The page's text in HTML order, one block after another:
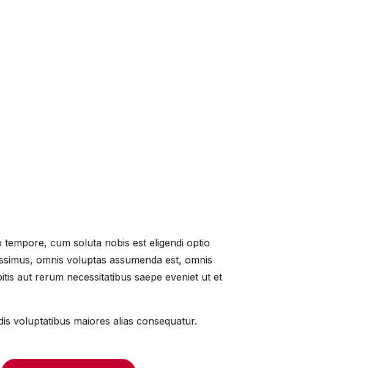
cum soluta nobis est eligendi optio
omnis voluptas assumenda est, omnis
aut rerum necessitatibus saepe eveniet ut et
voluptatibus maiores alias consequatur.